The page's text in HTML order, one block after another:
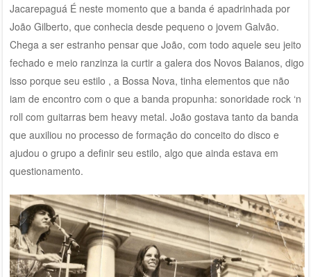
Jacarepaguá É neste momento que a banda é apadrinhada por
João Gilberto, que conhecia desde pequeno o jovem Galvão.
Chega a ser estranho pensar que João, com todo aquele seu jeito
fechado e meio ranzinza ia curtir a galera dos Novos Baianos, digo
isso porque seu estilo , a Bossa Nova, tinha elementos que não
iam de encontro com o que a banda propunha: sonoridade rock ‘n
roll com guitarras bem heavy metal. João gostava tanto da banda
que auxiliou no processo de formação do conceito do disco e
ajudou o grupo a definir seu estilo, algo que ainda estava em
questionamento.